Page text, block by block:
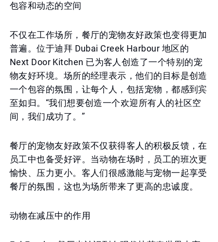
包容和动态的空间
不仅在工作场所，餐厅的宠物友好政策也变得更加
普遍。位于迪拜 Dubai Creek Harbour 地区的
Next Door Kitchen 已为客人创造了一个特别的宠
物友好环境。场所的经理表示，他们的目标是创造
一个包容的氛围，让每个人，包括宠物，都感到宾
至如归。“我们想要创造一个欢迎所有人的社区空
间，我们成功了。”
餐厅的宠物友好政策不仅获得客人的积极反馈，在
员工中也备受好评。当动物在场时，员工的班次更
愉快、压力更小。客人们很感激能与宠物一起享受
餐厅的氛围，这也为场所带来了更高的忠诚度。
动物在减压中的作用